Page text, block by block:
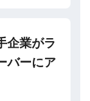
企業がラ
バーにア